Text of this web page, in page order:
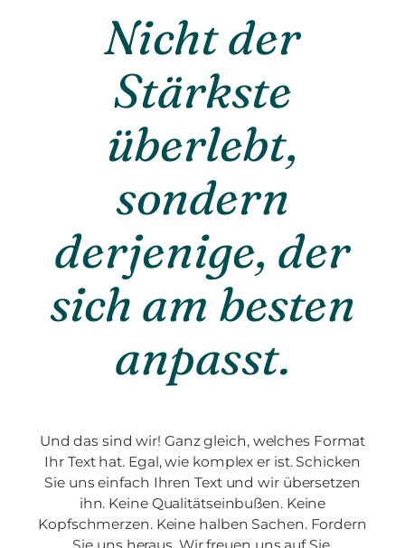
Nicht der
Stärkste
überlebt,
sondern
derjenige, der
sich am besten
anpasst.
Und das sind wir! Ganz gleich, welches Format
Ihr Text hat. Egal, wie komplex er ist. Schicken
Sie uns einfach Ihren Text und wir übersetzen
ihn. Keine Qualitätseinbußen. Keine
Kopfschmerzen. Keine halben Sachen. Fordern
Sie uns heraus. Wir freuen uns auf Sie.